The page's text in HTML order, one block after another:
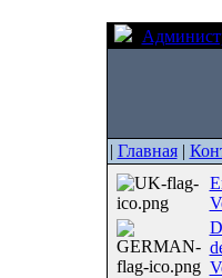
| Главная|